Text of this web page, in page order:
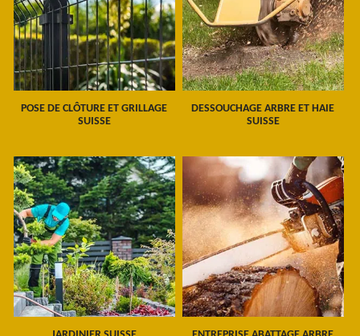
POSE DE CLÔTURE ET GRILLAGE
SUISSE
DESSOUCHAGE ARBRE ET HAIE
SUISSE